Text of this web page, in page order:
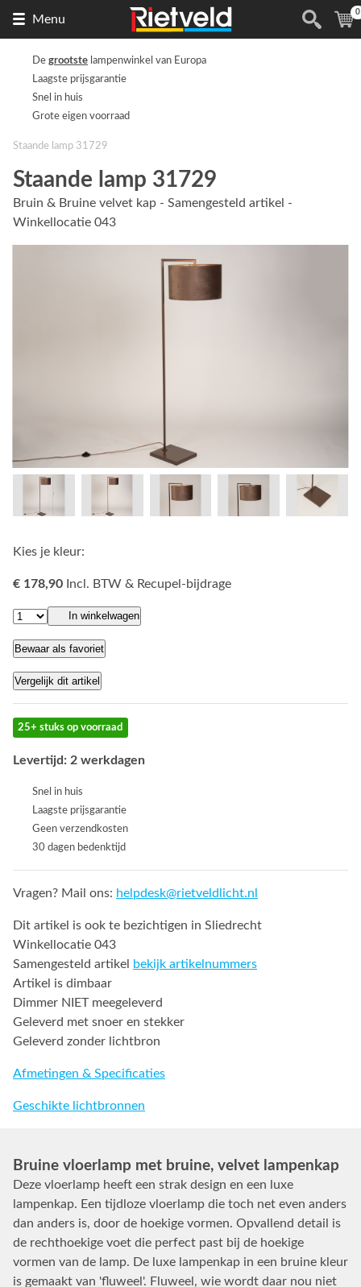
Menu
de
(
0
De grootste lampenwinkel van Europa
Laagste prijsgarantie
Snel in huis
Grote eigen voorraad
Staande lamp 31729
Staande lamp 31729
Bruin & Bruine velvet kap - Samengesteld artikel -
Winkellocatie 043
Kies je kleur:
€ 178,90 Incl. BTW & Recupel-bijdrage
In winkelwagen
Bewaar als favoriet
Vergelijk dit artikel
25+ stuks op voorraad
Levertijd: 2 werkdagen
Snel in huis
Laagste prijsgarantie
Geen verzendkosten
30 dagen bedenktijd
Vragen? Mail ons: helpdesk@rietveldlicht.nl
Dit artikel is ook te bezichtigen in Sliedrecht
Winkellocatie 043
Samengesteld artikel
bekijk artikelnummers
Artikel is dimbaar
Dimmer NIET meegeleverd
Geleverd met snoer en stekker
Geleverd zonder lichtbron
Afmetingen & Specificaties
Geschikte lichtbronnen
Bruine vloerlamp met bruine, velvet lampenkap
Deze vloerlamp heeft een strak design en een luxe
lampenkap. Een tijdloze vloerlamp die toch net even anders
dan anders is, door de hoekige vormen. Opvallend detail is
de rechthoekige voet die perfect past bij de hoekige
vormen van de lamp. De luxe lampenkap in een bruine kleur
is gemaakt van 'fluweel'. Fluweel, wie wordt daar nou niet